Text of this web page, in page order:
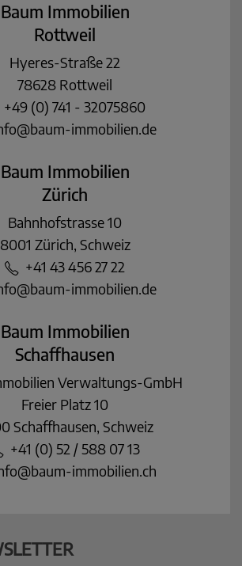
Baum Immobilien
Rottweil
Hyeres-Straße 22
78628 Rottweil
+49 (0) 741 - 32075860
immobilien.de
Baum Immobilien
Zürich
Bahnhofstrasse 10
8001 Zürich, Schweiz
+41 43 456 27 22
immobilien.de
Baum Immobilien
Schaffhausen
Verwaltungs-GmbH
Freier Platz 10
Schaffhausen, Schweiz
+41 (0) 52 / 588 07 13
immobilien.ch